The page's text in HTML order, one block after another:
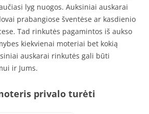
lyg nuogos. Auksiniai auskarai
prabangiose šventėse ar kasdienio
Tad rinkutės pagamintos iš aukso
kiekvienai moteriai bet kokią
auskarai rinkutės gali būti
ir Jums.
privalo turėti